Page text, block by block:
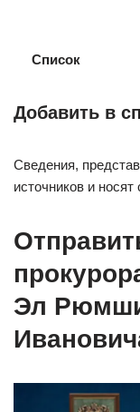
Список
Добавить в
Сведения,
источников и
Эл